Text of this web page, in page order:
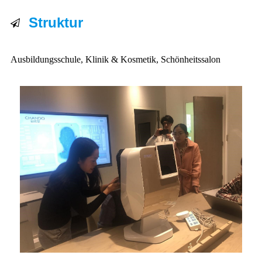
Struktur
Ausbildungsschule, Klinik & Kosmetik, Schönheitssalon